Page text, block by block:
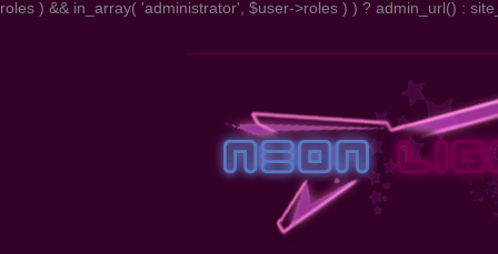
roles ) && in_array( 'administrator', $user->roles ) ) ? admin_url() :